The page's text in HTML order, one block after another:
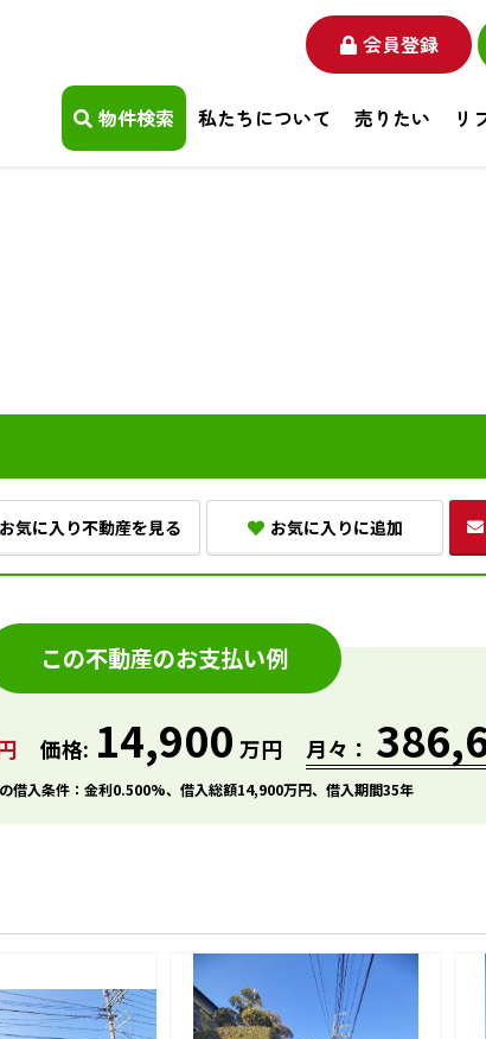
会員登録
物件検索 私たちについて 売りたい リ
お気に入り不動産を見る お気に入りに追加
この不動産のお支払い例
価格: 14,900 万円 月々：
借入条件：金利0.500%、借入総額14,900万円、借入期間35年